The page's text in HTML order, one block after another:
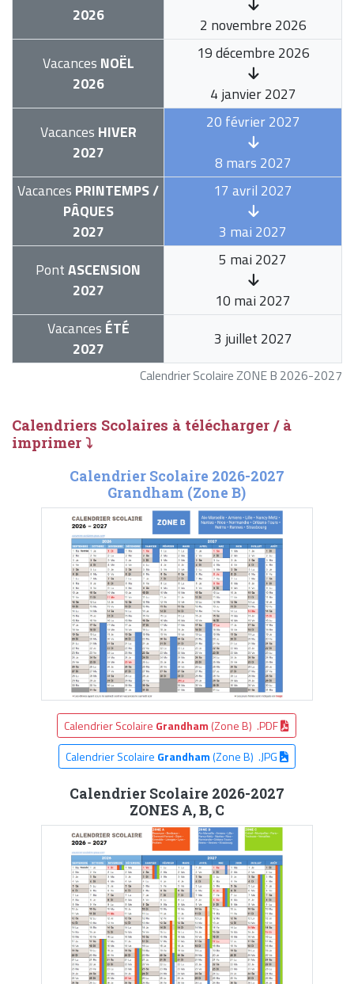
Calendrier Scolaire ZONE B 2026-2027
2026
2 novembre 2026
Vacances NOËL
2026
19 décembre 2026
4 janvier 2027
Vacances HIVER
2027
20 février 2027
8 mars 2027
Vacances PRINTEMPS /
PÂQUES
2027
17 avril 2027
3 mai 2027
PontASCENSION
2027
5 mai 2027
10 mai 2027
Vacances ÉTÉ
2027
3 juillet 2027
Calendriers Scolaires à télécharger / à
imprimer ⤵
Calendrier Scolaire 2026-2027
Grandham (Zone B)
Calendrier Scolaire Grandham (Zone B) .PDF
Calendrier Scolaire Grandham(Zone B) .JPG
Calendrier Scolaire 2026-2027
ZONES A, B, C